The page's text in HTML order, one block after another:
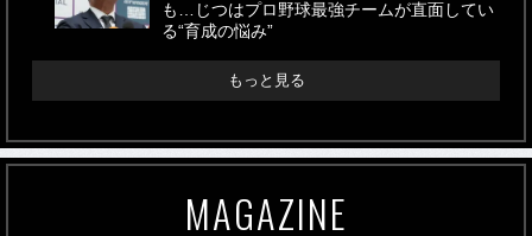
も…じつはプロ野球最強チームが直面してい
る“育成の悩み”
もっと見る
MAGAZINE